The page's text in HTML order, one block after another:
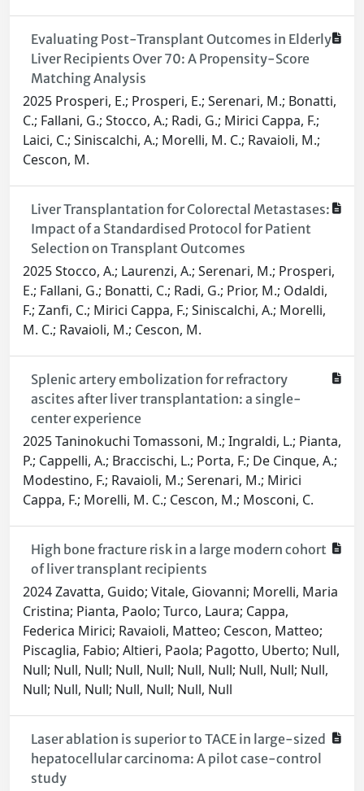
Evaluating Post-Transplant Outcomes in Elderly
Liver Recipients Over 70: A Propensity-Score
Matching Analysis
2025 Prosperi, E.; Prosperi, E.; Serenari, M.; Bonatti,
C.; Fallani, G.; Stocco, A.; Radi, G.; Mirici Cappa, F.;
Laici, C.; Siniscalchi, A.; Morelli, M. C.; Ravaioli, M.;
Cescon, M.
Liver Transplantation for Colorectal Metastases:
Impact of a Standardised Protocol for Patient
Selection on Transplant Outcomes
2025 Stocco, A.; Laurenzi, A.; Serenari, M.; Prosperi,
E.; Fallani, G.; Bonatti, C.; Radi, G.; Prior, M.; Odaldi,
F.; Zanfi, C.; Mirici Cappa, F.; Siniscalchi, A.; Morelli,
M. C.; Ravaioli, M.; Cescon, M.
Splenic artery embolization for refractory
ascites after liver transplantation: a single-
center experience
2025 Taninokuchi Tomassoni, M.; Ingraldi, L.; Pianta,
P.; Cappelli, A.; Braccischi, L.; Porta, F.; De Cinque, A.;
Modestino, F.; Ravaioli, M.; Serenari, M.; Mirici
Cappa, F.; Morelli, M. C.; Cescon, M.; Mosconi, C.
High bone fracture risk in a large modern cohort
of liver transplant recipients
2024 Zavatta, Guido; Vitale, Giovanni; Morelli, Maria
Cristina; Pianta, Paolo; Turco, Laura; Cappa,
Federica Mirici; Ravaioli, Matteo; Cescon, Matteo;
Piscaglia, Fabio; Altieri, Paola; Pagotto, Uberto; Null,
Null; Null, Null; Null, Null; Null, Null; Null, Null; Null,
Null; Null, Null; Null, Null; Null, Null
Laser ablation is superior to TACE in large-sized
hepatocellular carcinoma: A pilot case-control
study